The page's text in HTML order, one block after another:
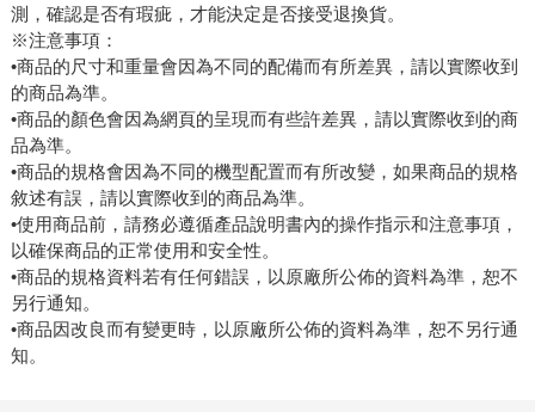
測，確認是否有瑕疵，才能決定是否接受退換貨。
※注意事項：
•商品的尺寸和重量會因為不同的配備而有所差異，請以實際收到
的商品為準。
•商品的顏色會因為網頁的呈現而有些許差異，請以實際收到的商
品為準。
•商品的規格會因為不同的機型配置而有所改變，如果商品的規格
敘述有誤，請以實際收到的商品為準。
•使用商品前，請務必遵循產品說明書內的操作指示和注意事項，
以確保商品的正常使用和安全性。
•商品的規格資料若有任何錯誤，以原廠所公佈的資料為準，恕不
另行通知。
•商品因改良而有變更時，以原廠所公佈的資料為準，恕不另行通
知。